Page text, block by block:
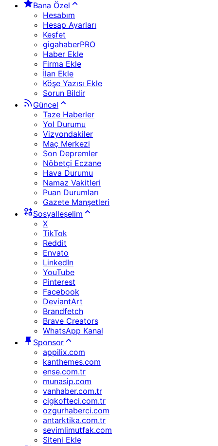
Bana Özel
Hesabım
Hesap Ayarları
Keşfet
gigahaberPRO
Haber Ekle
Firma Ekle
İlan Ekle
Köşe Yazısı Ekle
Sorun Bildir
Güncel
Taze Haberler
Yol Durumu
Vizyondakiler
Maç Merkezi
Son Depremler
Nöbetçi Eczane
Hava Durumu
Namaz Vakitleri
Puan Durumları
Gazete Manşetleri
Sosyalleşelim
X
TikTok
Reddit
Envato
LinkedIn
YouTube
Pinterest
Facebook
DeviantArt
Brandfetch
Brave Creators
WhatsApp Kanal
Sponsor
appilix.com
kanthemes.com
ense.com.tr
munasip.com
vanhaber.com.tr
cigkofteci.com.tr
ozgurhaberci.com
antarktika.com.tr
sevimlimutfak.com
Siteni Ekle